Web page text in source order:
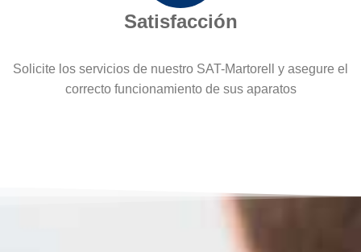
Satisfacción
Solicite los servicios de nuestro SAT-Martorell y asegure el
correcto funcionamiento de sus aparatos